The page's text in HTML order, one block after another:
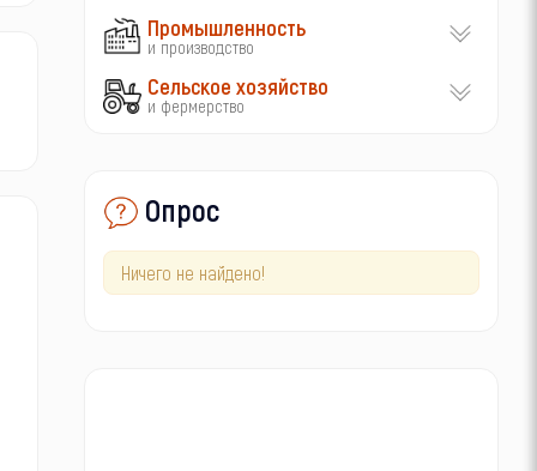
Промышленность
и производство
Сельское хозяйство
и фермерство
Опрос
Ничего не найдено!